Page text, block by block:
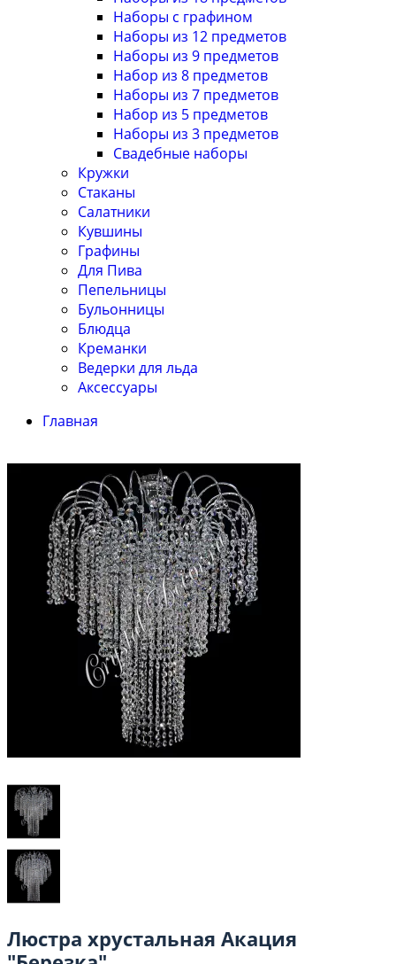
Наборы с графином
Наборы из 12 предметов
Наборы из 9 предметов
Набор из 8 предметов
Наборы из 7 предметов
Набор из 5 предметов
Наборы из 3 предметов
Свадебные наборы
Кружки
Стаканы
Салатники
Кувшины
Графины
Для Пива
Пепельницы
Бульонницы
Блюдца
Креманки
Ведерки для льда
Аксессуары
Главная
Люстра хрустальная Акация